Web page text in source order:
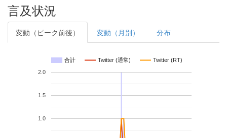
言及状況
変動（ピーク前後） 変動（月別） 分布
合計 Twitter (通常) Twitter (RT)
1.0
1.5
2.0